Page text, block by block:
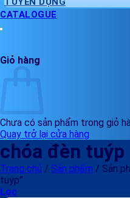
CATALOGUE
Giỏ hàng
Chưa có sản phẩm trong giỏ
Quay trở lại cửa hàng
chóa đèn tuýp
Trang chủ / Sản phẩm / Sản
tuýp”
Lọc